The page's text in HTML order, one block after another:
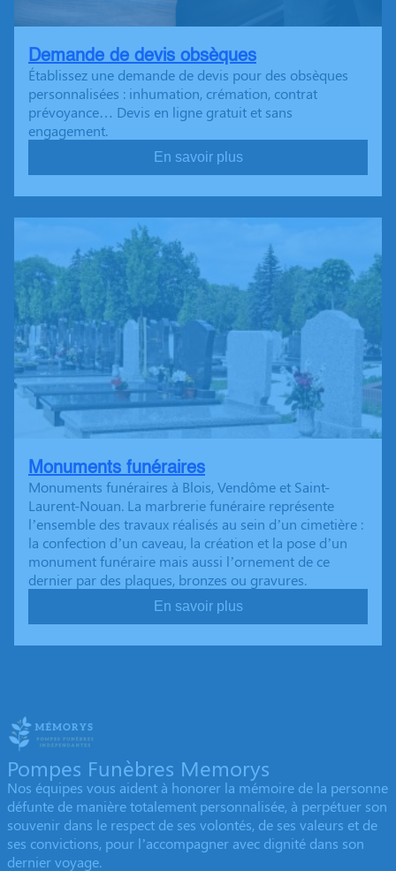
Demande de devis obsèques
Établissez une demande de devis pour des obsèques
personnalisées : inhumation, crémation, contrat
prévoyance… Devis en ligne gratuit et sans
engagement.
En savoir plus
Monuments funéraires
Monuments funéraires à Blois, Vendôme et Saint-
Laurent-Nouan. La marbrerie funéraire représente
l’ensemble des travaux réalisés au sein d’un cimetière :
la confection d’un caveau, la création et la pose d’un
monument funéraire mais aussi l’ornement de ce
dernier par des plaques, bronzes ou gravures.
En savoir plus
Pompes Funèbres Memorys
Nos équipes vous aident à honorer la mémoire de la personne
défunte de manière totalement personnalisée, à perpétuer son
souvenir dans le respect de ses volontés, de ses valeurs et de
ses convictions, pour l’accompagner avec dignité dans son
dernier voyage.